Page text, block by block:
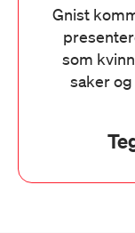
Gnist
som
saker